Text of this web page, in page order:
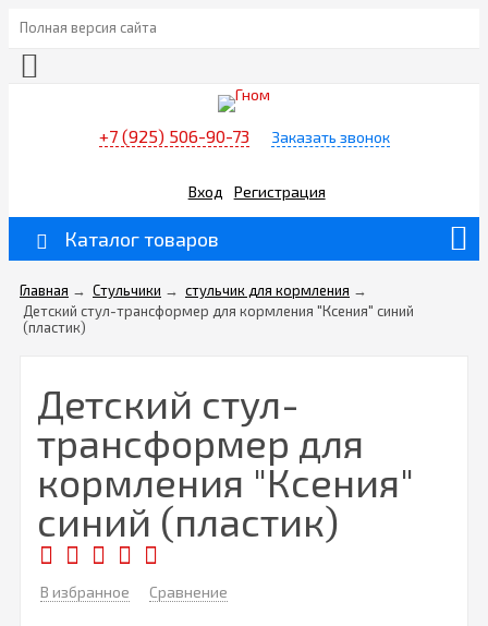
Полная версия сайта
+7 (925) 506-90-73 Заказать звонок
Вход Регистрация
Каталог товаров
Главная → Стульчики → стульчик для кормления →
Детский стул-трансформер для кормления "Ксения" синий
(пластик)
Детский стул-
трансформер для
кормления "Ксения"
синий (пластик)
В избранное Сравнение